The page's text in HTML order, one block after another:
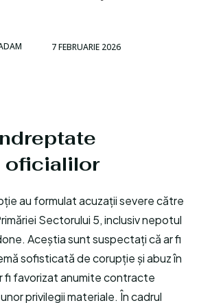
7 FEBRUARIE 2026
oficialilor
au formulat acuzații severe către
Sectorului 5, inclusiv nepotul
Aceștia sunt suspectați că ar fi
sofisticată de corupție și abuz în
fi favorizat anumite contracte
privilegii materiale. În cadrul